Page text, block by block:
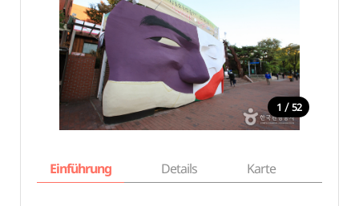
1 / 52
Einführung Details Karte